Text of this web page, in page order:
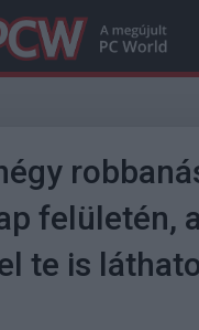
felületén,
te is